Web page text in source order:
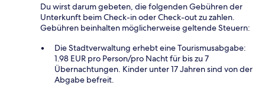
Du wirst darum gebeten, die folgenden Gebühren der
Unterkunft beim Check-in oder Check-out zu zahlen.
Gebühren beinhalten möglicherweise geltende Steuern:
Die Stadtverwaltung erhebt eine Tourismusabgabe:
1.98 EUR pro Person/pro Nacht für bis zu 7
Übernachtungen. Kinder unter 17 Jahren sind von der
Abgabe befreit.